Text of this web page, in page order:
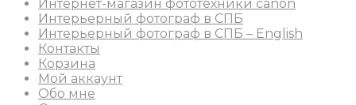
Интернет-магазин фототехники canon
Интерьерный фотограф в СПБ
Интерьерный фотограф в СПБ – English
Контакты
Корзина
Мой аккаунт
Обо мне